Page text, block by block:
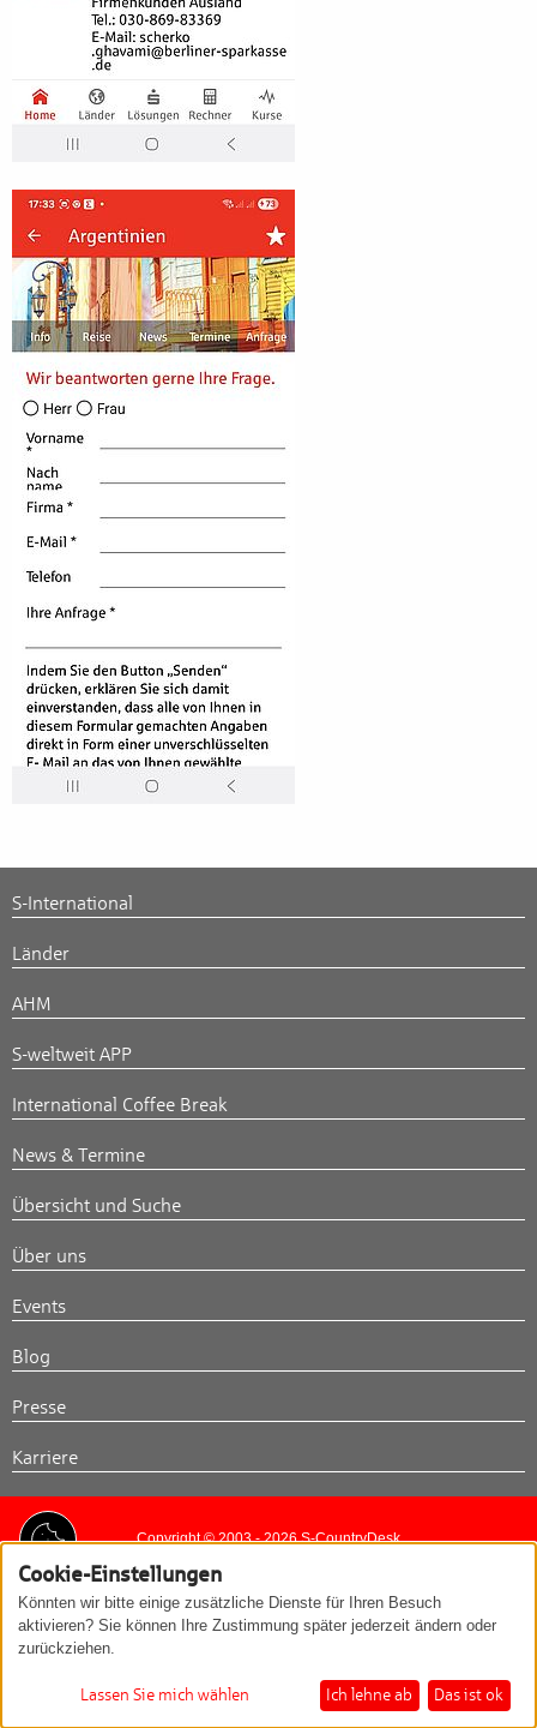
S-International
Länder
AHM
S-weltweit APP
International Coffee Break
News & Termine
Übersicht und Suche
Über uns
Events
Blog
Presse
Karriere
Copyright © 2003 - 2026 S-CountryDesk
Kontakt Impressum Datenschutzerklärung
Cookie-Einstellungen
Könnten wir bitte einige zusätzliche Dienste für Ihren Besuch
aktivieren? Sie können Ihre Zustimmung später jederzeit ändern oder
zurückziehen.
Lassen Sie mich wählen Ich lehne ab Das ist ok